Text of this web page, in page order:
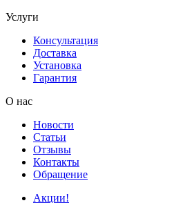
Услуги
Консультация
Доставка
Установка
Гарантия
О нас
Новости
Статьи
Отзывы
Контакты
Обращение
Акции!